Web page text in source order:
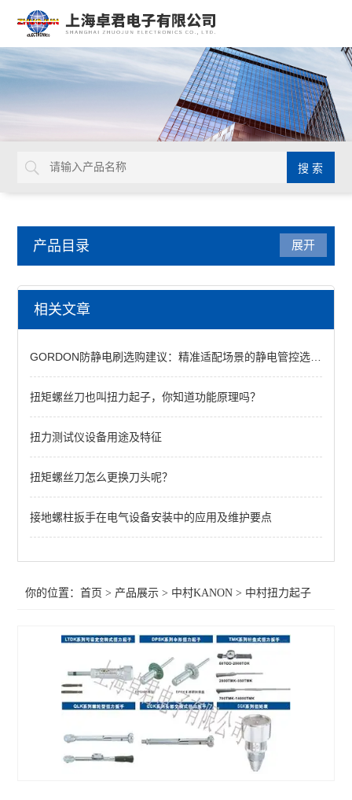
产品目录
中村KANON
中村扭力起子
中村扭力扳手
查看全部 >>
展开
相关文章
GORDON防静电刷选购建议：精准适配场景的静电管控选型指南
扭矩螺丝刀也叫扭力起子，你知道功能原理吗？
扭力测试仪设备用途及特征
扭矩螺丝刀怎么更换刀头呢？
接地螺柱扳手在电气设备安装中的应用及维护要点
你的位置：首页 > 产品展示 > 中村KANON > 中村扭力起子